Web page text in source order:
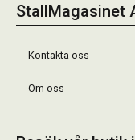
StallMagasinet
Kontakta oss
Om oss